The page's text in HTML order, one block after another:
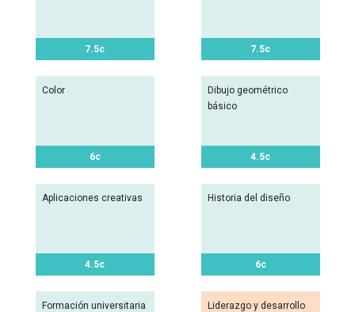
7.5c 7.5c
Color
6c
Dibujo geométrico
básico
4.5c
Aplicaciones creativas
4.5c
Historia del diseño
6c
Formación universitaria
Liderazgo y desarrollo